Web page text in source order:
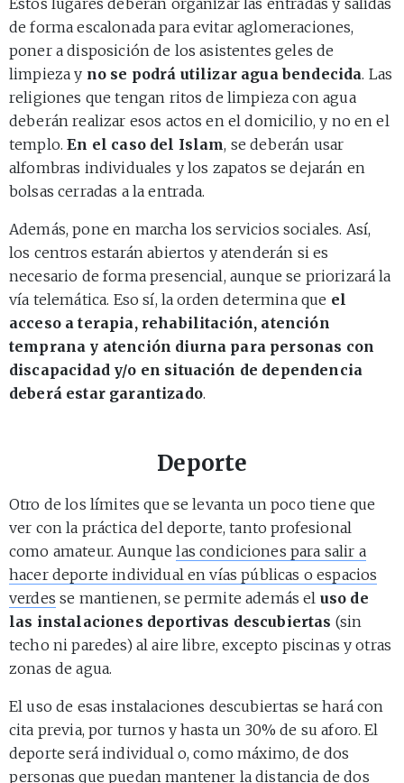
de forma escalonada para evitar aglomeraciones,
poner a disposición de los asistentes geles de
limpieza y no se podrá utilizar agua bendecida. Las
religiones que tengan ritos de limpieza con agua
deberán realizar esos actos en el domicilio, y no en el
templo.En el caso del Islam, se deberán usar
alfombras individuales y los zapatos se dejarán en
bolsas cerradas a la entrada.
Además, pone en marcha los servicios sociales. Así,
los centros estarán abiertos y atenderán si es
necesario de forma presencial, aunque se priorizará la
vía telemática. Eso sí, la orden determina que el
acceso a terapia, rehabilitación, atención
temprana y atención diurna para personas con
discapacidad y/o en situación de dependencia
deberá estar garantizado.
Deporte
Otro de los límites que se levanta un poco tiene que
ver con la práctica del deporte, tanto profesional
como amateur. Aunquelas condiciones para salir a
hacer deporte individual en vías públicas o espacios
verdes se mantienen, se permite además el uso de
las instalaciones deportivas descubiertas (sin
techo ni paredes) al aire libre, excepto piscinas y otras
zonas de agua.
El uso de esas instalaciones descubiertas se hará con
cita previa, por turnos y hasta un 30% de su aforo. El
deporte será individual o, como máximo, de dos
personas que puedan mantener la distancia de dos